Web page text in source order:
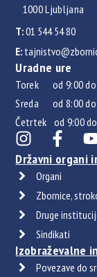
1000 Ljubljana
T:01 544 54 80
E:
Uradne ure
Torek od 9:00 do
Sreda od 8:00 do
Četrtek od 9:00
Državni organi
Organi
Zbornice,
Druge
Sindikati
Izobraževalne
Povezave do